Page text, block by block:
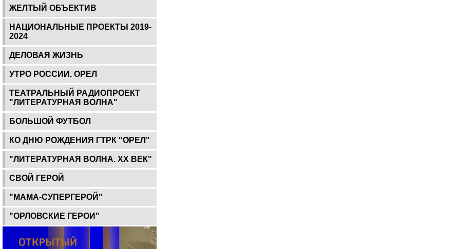
ЖЕЛТЫЙ ОБЪЕКТИВ
НАЦИОНАЛЬНЫЕ ПРОЕКТЫ 2019-
2024
ДЕЛОВАЯ ЖИЗНЬ
УТРО РОССИИ. ОРЕЛ
ТЕАТРАЛЬНЫЙ РАДИОПРОЕКТ
"ЛИТЕРАТУРНАЯ ВОЛНА"
БОЛЬШОЙ ФУТБОЛ
КО ДНЮ РОЖДЕНИЯ ГТРК "ОРЕЛ"
"ЛИТЕРАТУРНАЯ ВОЛНА. ХХ ВЕК"
СВОЙ ГЕРОЙ
"МАМА-СУПЕРГЕРОЙ"
"ОРЛОВСКИЕ ГЕРОИ"